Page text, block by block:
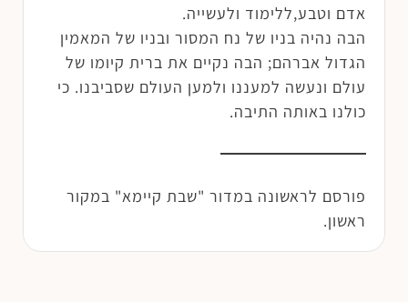
אדם וטבע,ללימוד ולעשייה.
הבה נהיה בניו של נח המסור ובניו של המאמין
הגדול אברהם; הבה נקיים את ברית קיומו של
עולם ונעשה למעננו ולמען העולם שסביבנו. כי
כולנו באותה התיבה.
פורסם לראשונה במדור "שבת קיימא" במקור
ראשון.